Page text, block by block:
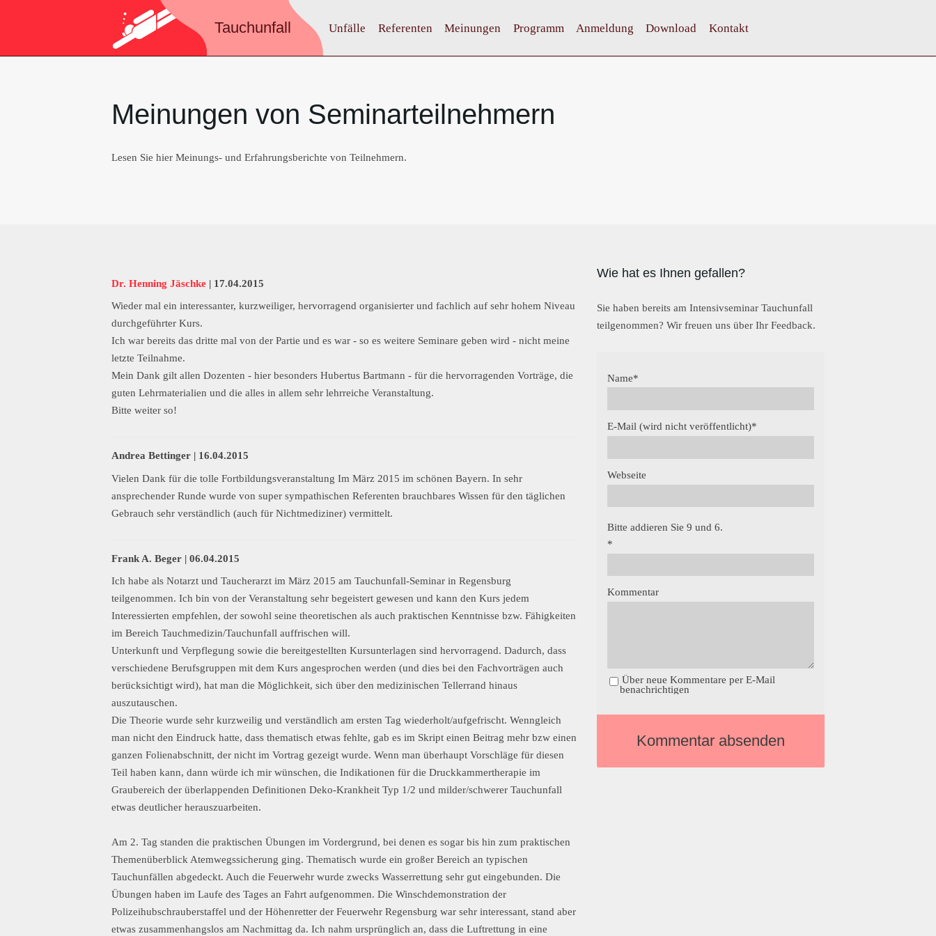
Tauchunfall Unfälle Referenten Meinungen Programm Anmeldung Download Kontakt
Meinungen von Seminarteilnehmern
Lesen Sie hier Meinungs- und Erfahrungsberichte von Teilnehmern.
Dr. Henning Jäschke | 17.04.2015
Wieder mal ein interessanter, kurzweiliger, hervorragend organisierter und fachlich auf sehr hohem Niveau
durchgeführter Kurs.
Ich war bereits das dritte mal von der Partie und es war - so es weitere Seminare geben wird - nicht meine
letzte Teilnahme.
Mein Dank gilt allen Dozenten - hier besonders Hubertus Bartmann - für die hervorragenden Vorträge, die
guten Lehrmaterialien und die alles in allem sehr lehrreiche Veranstaltung.
Bitte weiter so!
Andrea Bettinger | 16.04.2015
Vielen Dank für die tolle Fortbildungsveranstaltung Im März 2015 im schönen Bayern. In sehr
ansprechender Runde wurde von super sympathischen Referenten brauchbares Wissen für den täglichen
Gebrauch sehr verständlich (auch für Nichtmediziner) vermittelt.
Frank A. Beger | 06.04.2015
Ich habe als Notarzt und Taucherarzt im März 2015 am Tauchunfall-Seminar in Regensburg
teilgenommen. Ich bin von der Veranstaltung sehr begeistert gewesen und kann den Kurs jedem
Interessierten empfehlen, der sowohl seine theoretischen als auch praktischen Kenntnisse bzw. Fähigkeiten
im Bereich Tauchmedizin/Tauchunfall auffrischen will.
Unterkunft und Verpflegung sowie die bereitgestellten Kursunterlagen sind hervorragend. Dadurch, dass
verschiedene Berufsgruppen mit dem Kurs angesprochen werden (und dies bei den Fachvorträgen auch
berücksichtigt wird), hat man die Möglichkeit, sich über den medizinischen Tellerrand hinaus
auszutauschen.
Die Theorie wurde sehr kurzweilig und verständlich am ersten Tag wiederholt/aufgefrischt. Wenngleich
man nicht den Eindruck hatte, dass thematisch etwas fehlte, gab es im Skript einen Beitrag mehr bzw einen
ganzen Folienabschnitt, der nicht im Vortrag gezeigt wurde. Wenn man überhaupt Vorschläge für diesen
Teil haben kann, dann würde ich mir wünschen, die Indikationen für die Druckkammertherapie im
Graubereich der überlappenden Definitionen Deko-Krankheit Typ 1/2 und milder/schwerer Tauchunfall
etwas deutlicher herauszuarbeiten.
Am 2. Tag standen die praktischen Übungen im Vordergrund, bei denen es sogar bis hin zum praktischen
Themenüberblick Atemwegssicherung ging. Thematisch wurde ein großer Bereich an typischen
Tauchunfällen abgedeckt. Auch die Feuerwehr wurde zwecks Wasserrettung sehr gut eingebunden. Die
Übungen haben im Laufe des Tages an Fahrt aufgenommen. Die Winschdemonstration der
Polizeihubschrauberstaffel und der Höhenretter der Feuerwehr Regensburg war sehr interessant, stand aber
etwas zusammenhangslos am Nachmittag da. Ich nahm ursprünglich an, dass die Luftrettung in eine
Wie hat es Ihnen gefallen?
Sie haben bereits am Intensivseminar Tauchunfall
teilgenommen? Wir freuen uns über Ihr Feedback.
Name*
E-Mail (wird nicht veröffentlicht)*
Webseite
Bitte addieren Sie 9 und 6.
*
Kommentar
Über neue Kommentare per E-Mail
benachrichtigen